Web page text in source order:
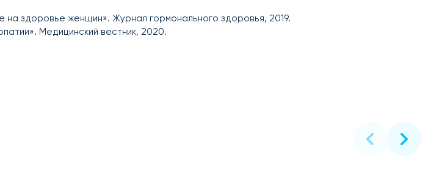
здоровье женщин». Журнал гормонального здоровья, 2019.
Медицинский вестник, 2020.